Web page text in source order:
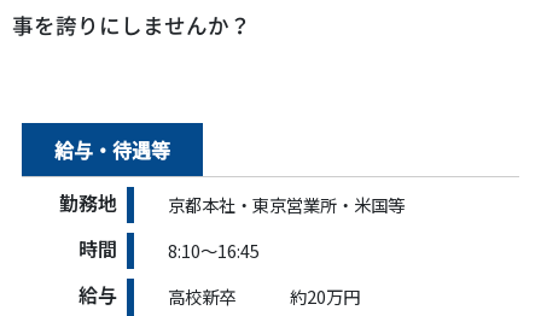
事を誇りにしませんか？
給与・待遇等
勤務地
京都本社・東京営業所・米国等
時間 8:10～16:45
給与
高校新卒 約20万円